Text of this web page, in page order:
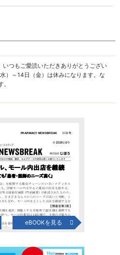
いつもご愛読いただきありがとうござい
）～14日（金）は休みになります。な
eBOOKを見る